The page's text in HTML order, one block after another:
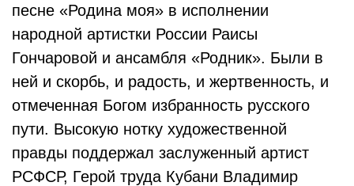
песне «Родина моя» в исполнении
народной артистки России Раисы
Гончаровой и ансамбля «Родник». Были в
ней и скорбь, и радость, и жертвенность, и
отмеченная Богом избранность русского
пути. Высокую нотку художественной
правды поддержал заслуженный артист
РСФСР, Герой труда Кубани Владимир